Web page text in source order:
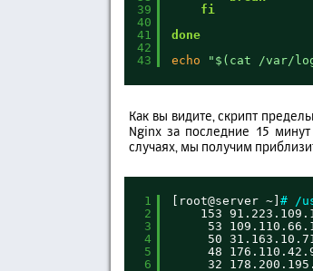
39
40
41
42
43
fi
done
echo
"$(cat /var/
Как вы видите, скрипт
Nginx за последние 15
случаях, мы получим
1
2
3
4
5
6
[root@server ~] # /
153
53
50
48
32